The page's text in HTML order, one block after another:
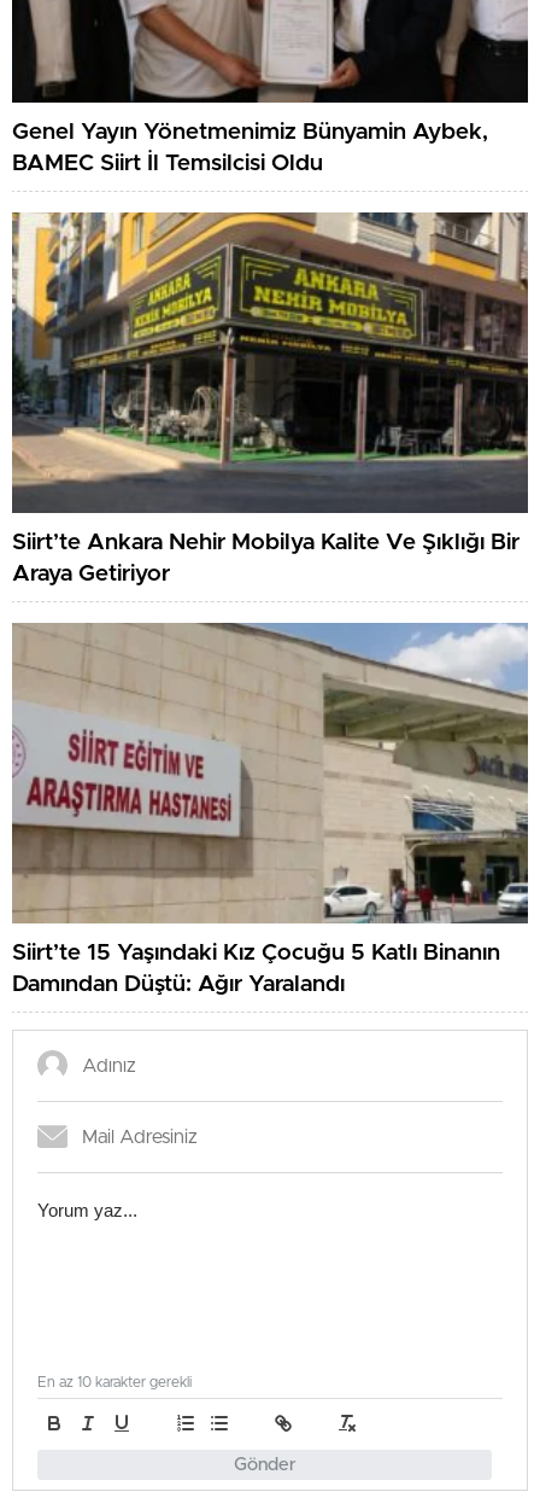
Genel Yayın Yönetmenimiz Bünyamin Aybek,
BAMEC Siirt İl Temsilcisi Oldu
Siirt’te Ankara Nehir Mobilya Kalite Ve Şıklığı Bir
Araya Getiriyor
Siirt’te 15 Yaşındaki Kız Çocuğu 5 Katlı Binanın
Damından Düştü: Ağır Yaralandı
Gönder
En az 10 karakter gerekli